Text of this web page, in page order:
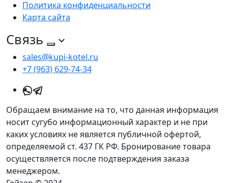
Политика конфиденциальности
Карта сайта
Связь
sales@kupi-kotel.ru
+7 (963) 629-74-34
Обращаем внимание на то, что данная информация
носит сугубо информационный характер и не при
каких условиях не является публичной офертой,
определяемой ст. 437 ГК РФ. Бронирование товара
осуществляется после подтверждения заказа
менеджером.